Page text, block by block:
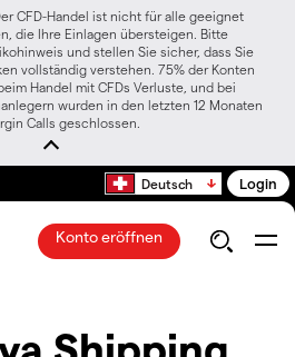
CFD-Handel ist nicht für alle geeignet
die Ihre Einlagen übersteigen. Bitte
und stellen Sie sicher, dass Sie
vollständig verstehen. 75% der Konten
Handel mit CFDs Verluste, und bei
wurden in den letzten 12 Monaten
Calls geschlossen.
Deutsch Login
Konto eröffnen